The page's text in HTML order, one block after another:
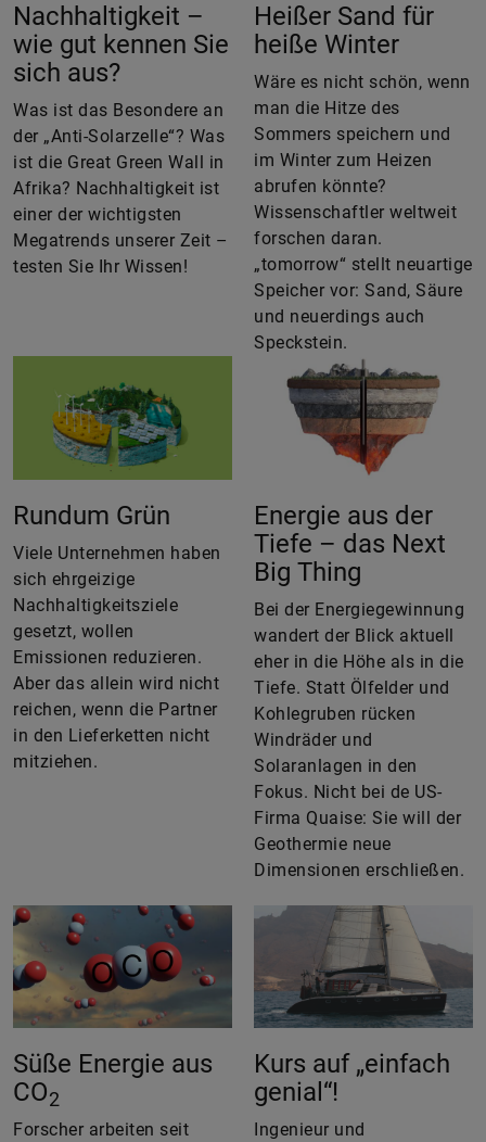
Nachhaltigkeit –
wie gut kennen Sie
sich aus?
Was ist das Besondere an
der „Anti-Solarzelle“? Was
ist die Great Green Wall in
Afrika? Nachhaltigkeit ist
einer der wichtigsten
Megatrends unserer Zeit –
testen Sie Ihr Wissen!
Heißer Sand für
heiße Winter
Wäre es nicht schön, wenn
man die Hitze des
Sommers speichern und
im Winter zum Heizen
abrufen könnte?
Wissenschaftler weltweit
forschen daran.
„tomorrow“ stellt neuartige
Speicher vor: Sand, Säure
und neuerdings auch
Speckstein.
Rundum Grün
Viele Unternehmen haben
sich ehrgeizige
Nachhaltigkeitsziele
gesetzt, wollen
Emissionen reduzieren.
Aber das allein wird nicht
reichen, wenn die Partner
in den Lieferketten nicht
mitziehen.
Energie aus der
Tiefe – das Next
Big Thing
Bei der Energiegewinnung
wandert der Blick aktuell
eher in die Höhe als in die
Tiefe. Statt Ölfelder und
Kohlegruben rücken
Windräder und
Solaranlagen in den
Fokus. Nicht bei de US-
Firma Quaise: Sie will der
Geothermie neue
Dimensionen erschließen.
Süße Energie aus
CO2
Forscher arbeiten seit
Kurs auf „einfach
genial“!
Ingenieur und